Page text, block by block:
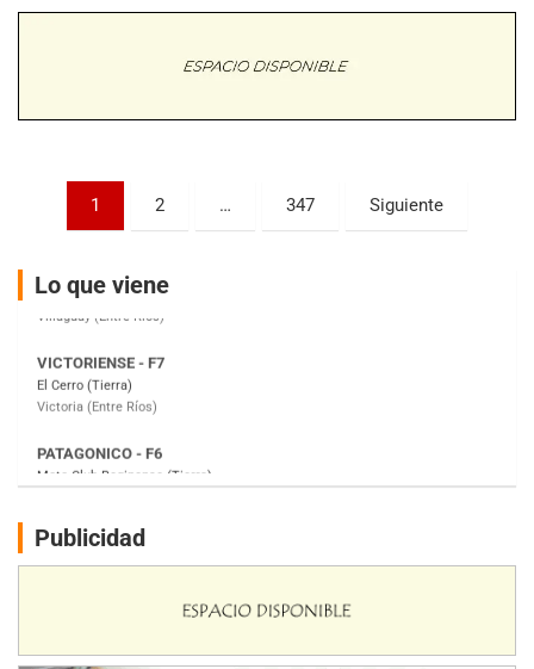
Paginación
entradas
1 2 … 347 Siguiente
Lo que viene
Parque de la Velocidad (Asfalto)
Villaguay (Entre Ríos)
El Cerro (Tierra)
Victoria (Entre Ríos)
Moto Club Reginense (Tierra)
Gral. E. Godoy (Río Negro)
Juventud Unida (Tierra)
Humboldt (Santa Fe)
Ciudad de Avellaneda (Asfalto)
Avellaneda (Santa Fe)
SUR SANTAFESINO - F4
Rufino (Santa Fe)
Publicidad